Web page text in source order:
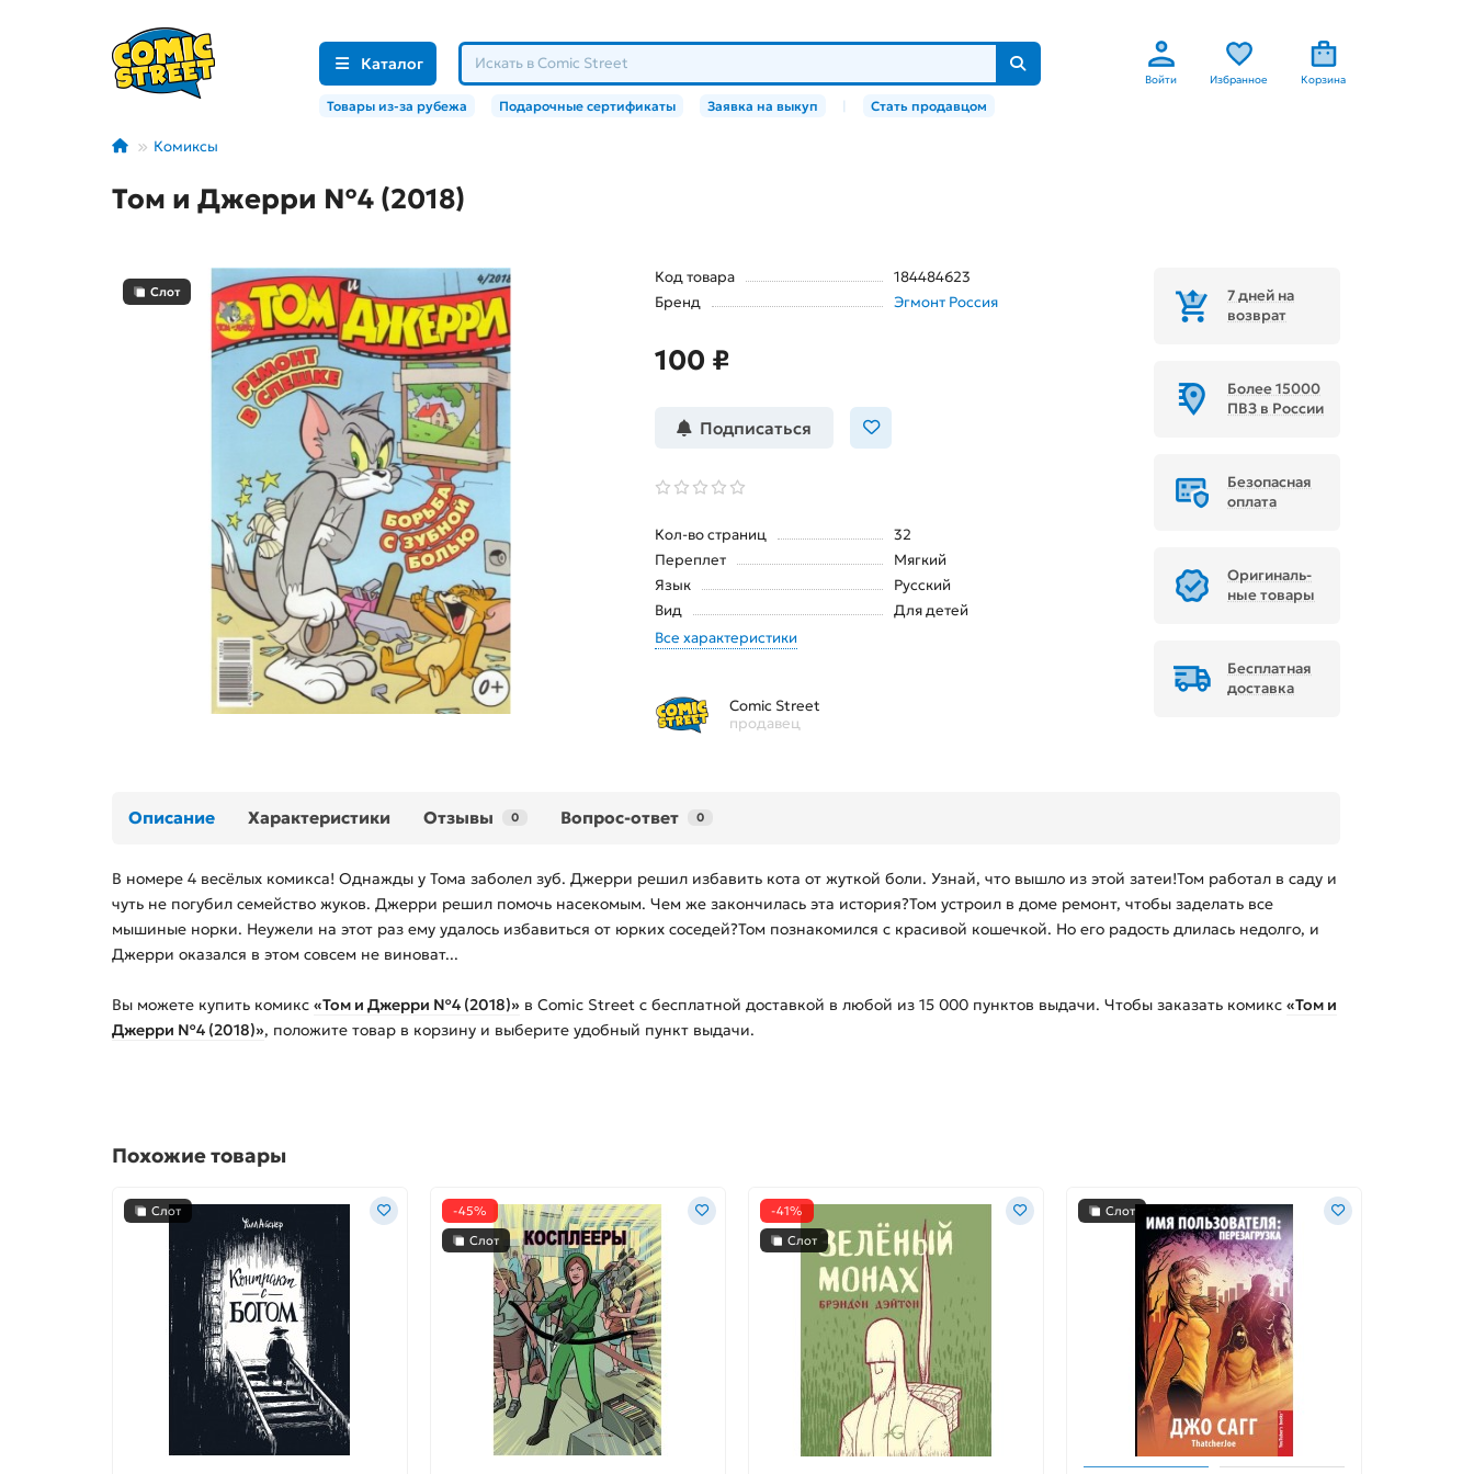
Каталог
Войти Избранное Корзина
Товары из-за рубежа Подарочные сертификаты Заявка на выкуп Стать продавцом
Комиксы
Том и Джерри №4 (2018)
Слот
Код товара
184484623
Бренд
Эгмонт Россия
100 ₽
Подписаться
Кол-во страниц
32
Переплет
Мягкий
Язык
Русский
Вид
Для детей
Все характеристики
Comic Street
продавец
7 дней на
возврат
Более 15000
ПВЗ в России
Безопасная
оплата
Ори­ги­наль­
ные товары
Бесплатная
доставка
Описание Характеристики Отзывы 0 Вопрос-ответ 0
В номере 4 весёлых комикса! Однажды у Тома заболел зуб. Джерри решил избавить кота от жуткой боли. Узнай, что вышло из этой затеи!Том работал в саду и
чуть не погубил семейство жуков. Джерри решил помочь насекомым. Чем же закончилась эта история?Том устроил в доме ремонт, чтобы заделать все
мышиные норки. Неужели на этот раз ему удалось избавиться от юрких соседей?Том познакомился с красивой кошечкой. Но его радость длилась недолго, и
Джерри оказался в этом совсем не виноват...
Вы можете купить комикс «Том и Джерри №4 (2018)» в Comic Street с бесплатной доставкой в любой из 15 000 пунктов выдачи. Чтобы заказать комикс «Том и
Джерри №4 (2018)», положите товар в корзину и выберите удобный пункт выдачи.
Похожие товары
Слот
-45%
Слот
-41%
Слот
Слот